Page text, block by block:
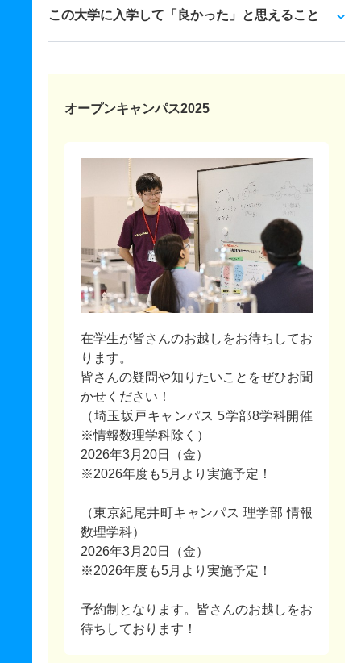
この大学に入学して「良かった」と思えること
オープンキャンパス2025
在学生が皆さんのお越しをお待ちしてお
ります。
皆さんの疑問や知りたいことをぜひお聞
かせください！
（埼玉坂戸キャンパス 5学部8学科開催
※情報数理学科除く）
2026年3月20日（金）
※2026年度も5月より実施予定！
（東京紀尾井町キャンパス 理学部 情報
数理学科）
2026年3月20日（金）
※2026年度も5月より実施予定！
予約制となります。皆さんのお越しをお
待ちしております！